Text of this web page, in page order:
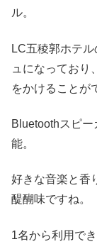
ル。
LC五稜郭ホテ
ュになっており
をかけることが
Bluetoothスピ
能。
好きな音楽と香
醍醐味ですね。
1名から利用で